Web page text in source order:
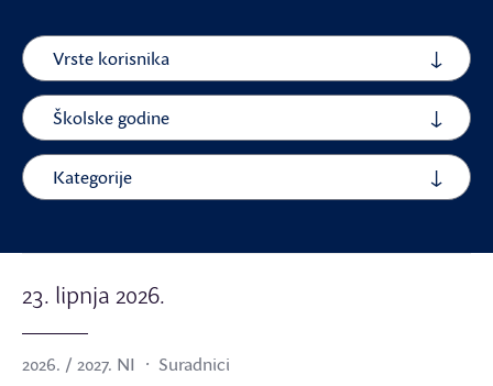
Vrste korisnika
Školske godine
Kategorije
23. lipnja 2026.
2026. / 2027. NI Suradnici